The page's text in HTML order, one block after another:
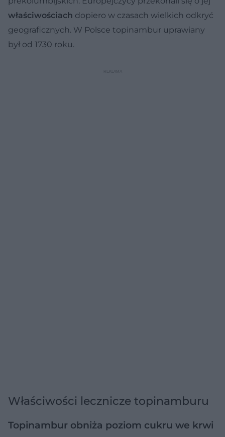
właściwościach dopiero w czasach wielkich odkryć
geograficznych. W Polsce topinambur uprawiany
był od 1730 roku.
Właściwości lecznicze topinamburu
Topinambur obniża poziom cukru we krwi